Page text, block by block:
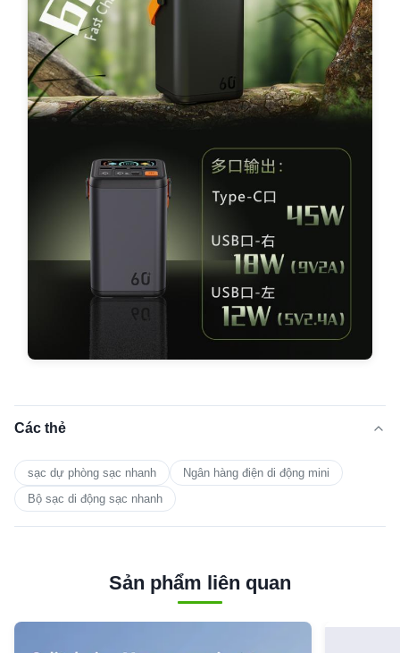
Các thẻ
sạc dự phòng sạc nhanh
Ngân hàng điện di động mini
Bộ sạc di động sạc nhanh
Sản phẩm liên quan